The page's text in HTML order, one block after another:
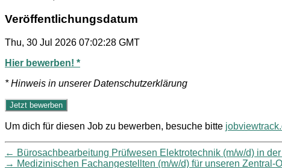
Veröffentlichungsdatum
Thu, 30 Jul 2026 07:02:28 GMT
Hier bewerben! *
* Hinweis in unserer Datenschutzerklärung
Um dich für diesen Job zu bewerben, besuche bitte
← Bürosachbearbeitung Prüfwesen Elektrotechnik (m/w/d) in
→ Medizinischen Fachangestellten (m/w/d) für unseren